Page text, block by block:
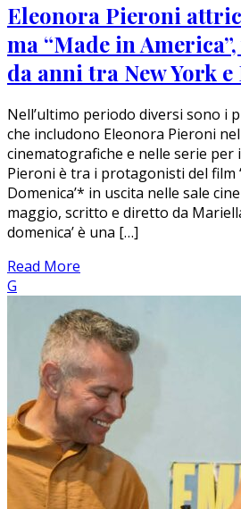
Eleonora Pieroni
ma “Made in
da anni tra New York e
Nell’ultimo periodo diversi sono i
che includono Eleonora Pieroni
cinematografiche e nelle serie per
Pieroni è tra i protagonisti del film
Domenica’* in uscita nelle sale
maggio, scritto e diretto da
domenica’ è una […]
Read More
G